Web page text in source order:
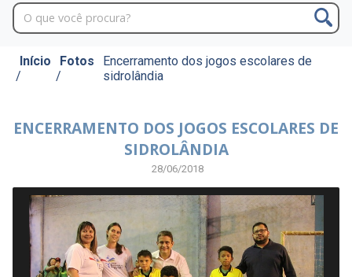
Início
/
Fotos
/
Encerramento dos jogos escolares de
sidrolândia
ENCERRAMENTO DOS JOGOS ESCOLARES DE
SIDROLÂNDIA
28/06/2018